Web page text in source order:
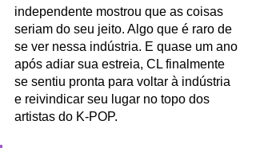
independente mostrou que as coisas
seriam do seu jeito. Algo que é raro de
se ver nessa indústria. E quase um ano
após adiar sua estreia, CL finalmente
se sentiu pronta para voltar à indústria
e reivindicar seu lugar no topo dos
artistas do K-POP.